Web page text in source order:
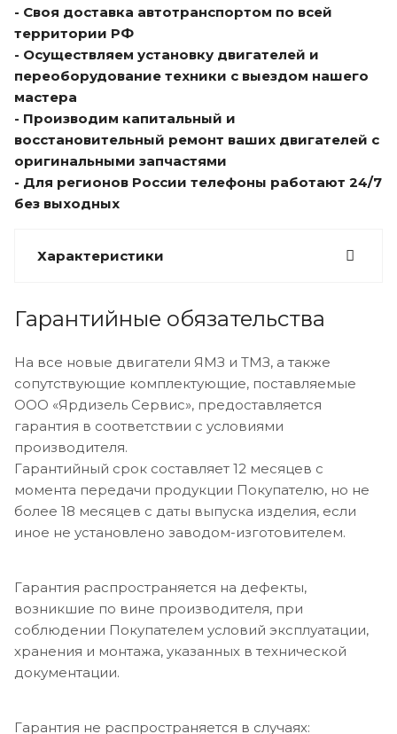
- Своя доставка автотранспортом по всей
территории РФ
- Осуществляем установку двигателей и
переоборудование техники с выездом нашего
мастера
- Производим капитальный и
восстановительный ремонт ваших двигателей с
оригинальными запчастями
- Для регионов России телефоны работают 24/7
без выходных
Характеристики
Гарантийные обязательства
На все новые двигатели ЯМЗ и ТМЗ, а также
сопутствующие комплектующие, поставляемые
ООО «Ярдизель Сервис», предоставляется
гарантия в соответствии с условиями
производителя.
Гарантийный срок составляет 12 месяцев с
момента передачи продукции Покупателю, но не
более 18 месяцев с даты выпуска изделия, если
иное не установлено заводом-изготовителем.
Гарантия распространяется на дефекты,
возникшие по вине производителя, при
соблюдении Покупателем условий эксплуатации,
хранения и монтажа, указанных в технической
документации.
Гарантия не распространяется в случаях: